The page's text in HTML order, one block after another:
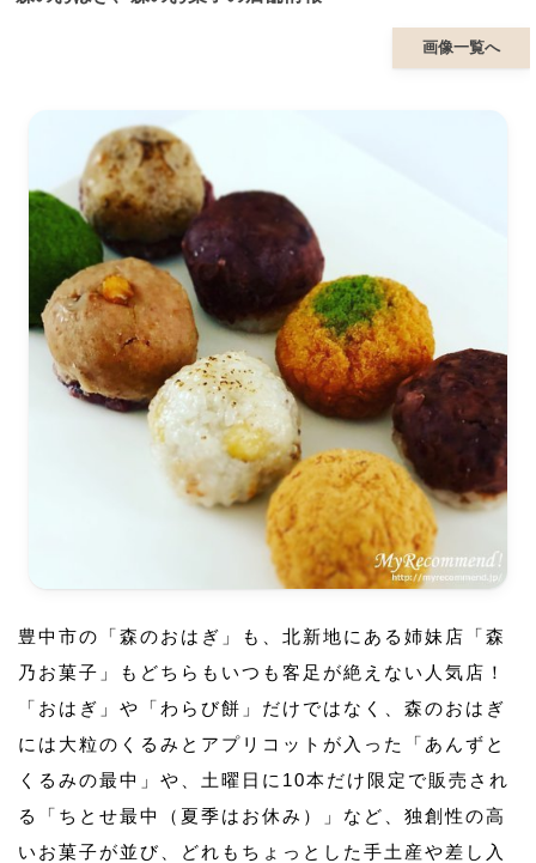
画像一覧へ
豊中市の「森のおはぎ」も、北新地にある姉妹店「森
乃お菓子」もどちらもいつも客足が絶えない人気店！
「おはぎ」や「わらび餅」だけではなく、森のおはぎ
には大粒のくるみとアプリコットが入った「あんずと
くるみの最中」や、土曜日に10本だけ限定で販売され
る「ちとせ最中（夏季はお休み）」など、独創性の高
いお菓子が並び、どれもちょっとした手土産や差し入